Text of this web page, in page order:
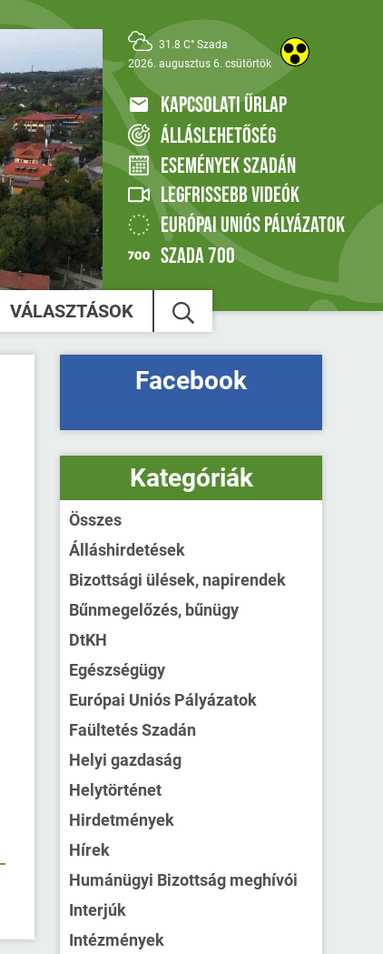
31.8 C° Szada
2026. augusztus 6. csütörtök
KAPCSOLATI ŰRLAP
ÁLLÁSLEHETŐSÉG
ESEMÉNYEK SZADÁN
LEGFRISSEBB VIDEÓK
EURÓPAI UNIÓS PÁLYÁZATOK
SZADA 700
VÁLASZTÁSOK
Facebook
Kategóriák
Összes
Álláshirdetések
Bizottsági ülések, napirendek
Bűnmegelőzés, bűnügy
DtKH
Egészségügy
Európai Uniós Pályázatok
Faültetés Szadán
Helyi gazdaság
Helytörténet
Hirdetmények
Hírek
Humánügyi Bizottság meghívói
Interjúk
Intézmények